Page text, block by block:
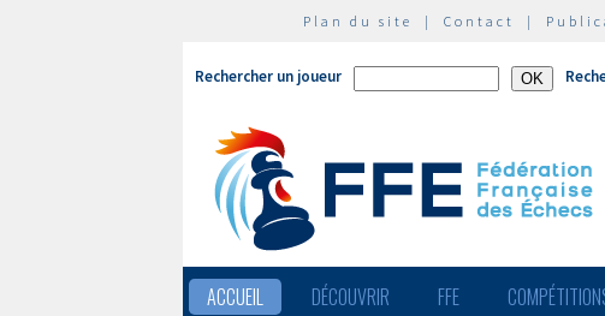
Plan du site | Contact |
Rechercher un joueur
ACCUEIL DÉCOUVRIR FFE